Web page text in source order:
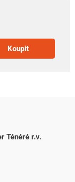
Koupit
Ténéré r.v.